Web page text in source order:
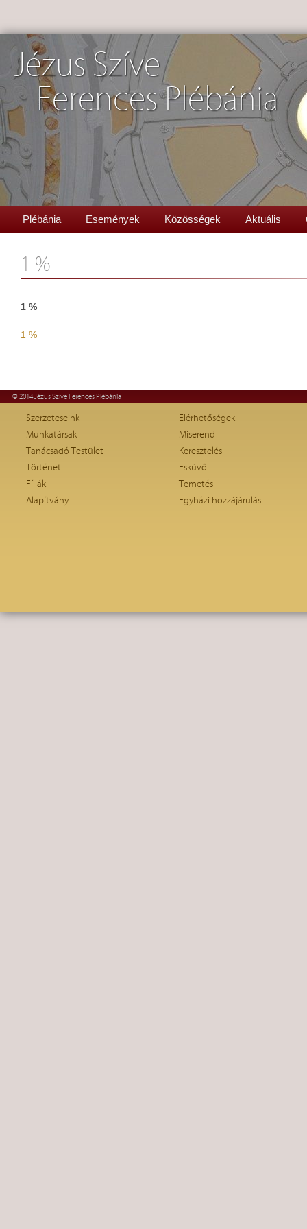
Jézus Szíve
Ferences Plébánia
Plébánia Események Közösségek Aktuális
1 %
1 %
1 %
© 2014 Jézus Szíve Ferences Plébánia
Szerzeteseink
Munkatársak
Tanácsadó Testület
Történet
Fíliák
Alapítvány
Elérhetőségek
Miserend
Keresztelés
Esküvő
Temetés
Egyházi hozzájárulás